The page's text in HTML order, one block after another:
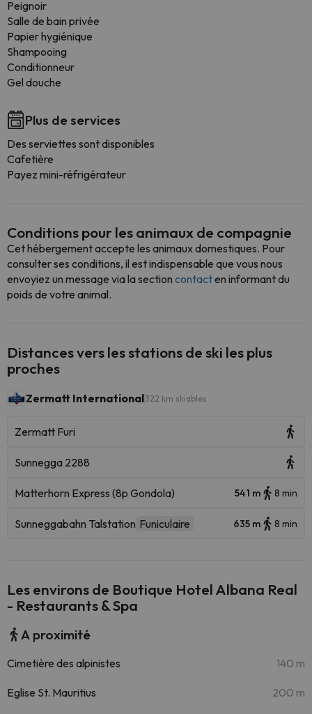
Peignoir
Salle de bain privée
Papier hygiénique
Shampooing
Conditionneur
Gel douche
Plus de services
Des serviettes sont disponibles
Cafetière
Payez mini-réfrigérateur
Conditions pour les animaux de compagnie
Cet hébergement accepte les animaux domestiques. Pour
consulter ses conditions, il est indispensable que vous nous
envoyiez un message via la section contacten informant du
poids de votre animal.
Distances vers les stations de ski les plus
proches
Zermatt International322 km skiables
Zermatt Furi
Sunnegga 2288
Matterhorn Express (8p Gondola) 541 m 8 min
Sunneggabahn Talstation Funiculaire 635 m 8 min
Les environs de Boutique Hotel Albana Real
- Restaurants & Spa
A proximité
Cimetière des alpinistes 140 m
Eglise St. Mauritius 200 m